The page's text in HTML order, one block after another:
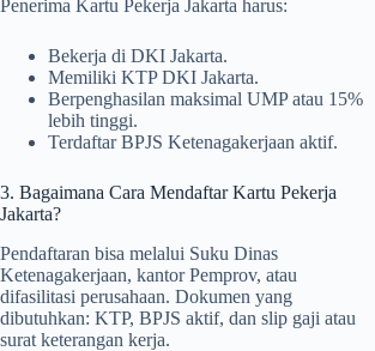
Penerima Kartu Pekerja Jakarta harus:
Bekerja di DKI Jakarta.
Memiliki KTP DKI Jakarta.
Berpenghasilan maksimal UMP atau 15%
lebih tinggi.
Terdaftar BPJS Ketenagakerjaan aktif.
3. Bagaimana Cara Mendaftar Kartu Pekerja
Jakarta?
Pendaftaran bisa melalui Suku Dinas
Ketenagakerjaan, kantor Pemprov, atau
difasilitasi perusahaan. Dokumen yang
dibutuhkan: KTP, BPJS aktif, dan slip gaji atau
surat keterangan kerja.